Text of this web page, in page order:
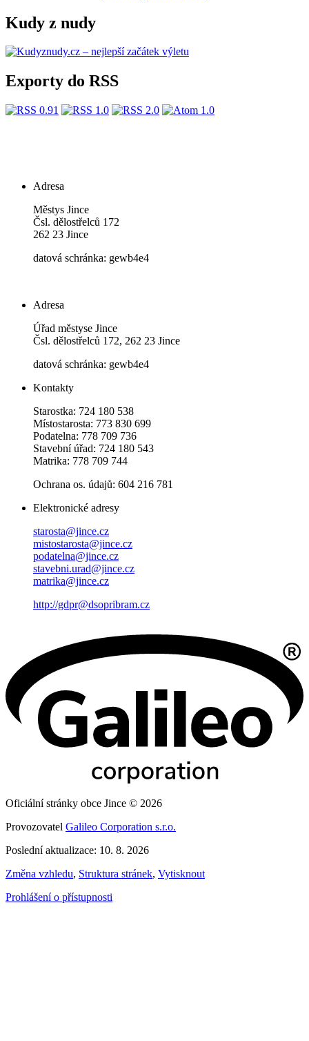
Kudy z nudy
Exporty do RSS
Adresa
Městys Jince
Čsl. dělostřelců 172
262 23 Jince
datová schránka: gewb4e4
Adresa
Úřad městyse Jince
Čsl. dělostřelců 172, 262 23 Jince
datová schránka: gewb4e4
Kontakty
Starostka: 724 180 538
Místostarosta: 773 830 699
Podatelna: 778 709 736
Stavební úřad: 724 180 543
Matrika: 778 709 744
Ochrana os. údajů: 604 216 781
Elektronické adresy
starosta@jince.cz
mistostarosta@jince.cz
podatelna@jince.cz
stavebni.urad@jince.cz
matrika@jince.cz
http://gdpr@dsopribram.cz
Oficiální stránky obce Jince © 2026
Provozovatel Galileo Corporation s.r.o.
Poslední aktualizace: 10. 8. 2026
Změna vzhledu, Struktura stránek, Vytisknout
Prohlášení o přístupnosti